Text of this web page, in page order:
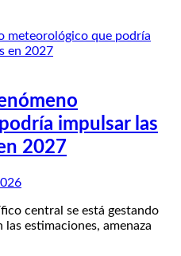
impulsar las
2027
central se está gestando
estimaciones, amenaza